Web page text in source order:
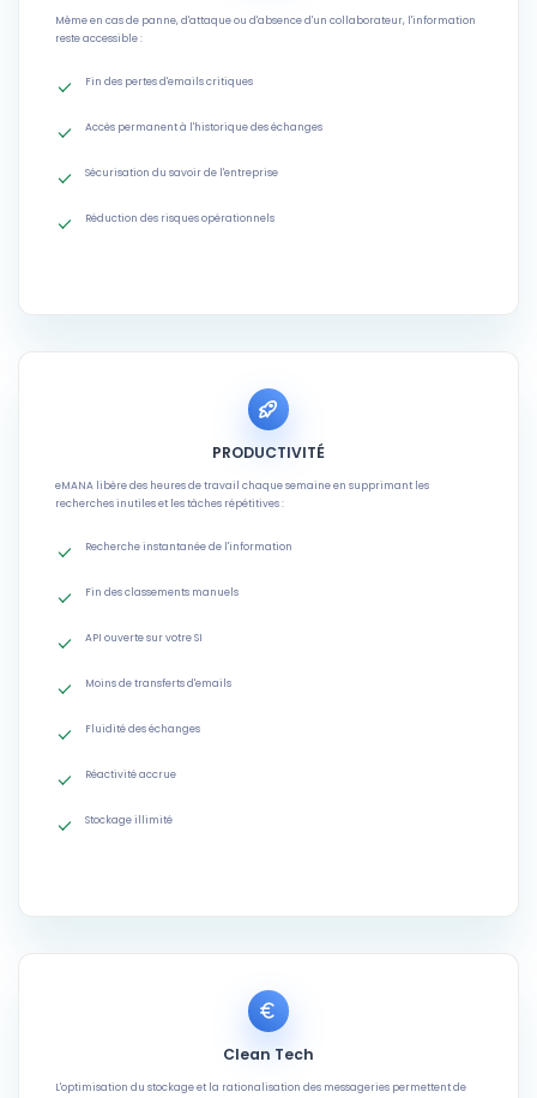
Même en cas de panne, d'attaque ou d'absence d'un collaborateur, l'information
reste accessible :
Fin des pertes d'emails critiques
Accès permanent à l'historique des échanges
Sécurisation du savoir de l'entreprise
Réduction des risques opérationnels
PRODUCTIVITÉ
eMANA libère des heures de travail chaque semaine en supprimant les
recherches inutiles et les tâches répétitives :
Recherche instantanée de l'information
Fin des classements manuels
API ouverte sur votre SI
Moins de transferts d'emails
Fluidité des échanges
Réactivité accrue
Stockage illimité
Clean Tech
L'optimisation du stockage et la rationalisation des messageries permettent de